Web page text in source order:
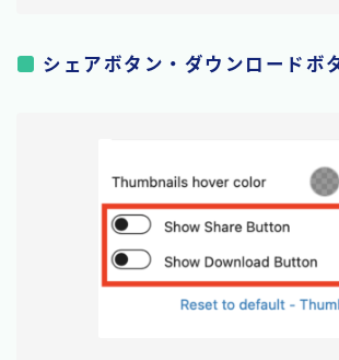
シェアボタン・ダウンロードボ